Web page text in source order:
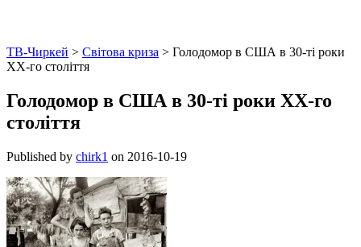
ТВ-Чиркей > Світова криза > Голодомор в США в 30-ті роки
XX-го століття
Голодомор в США в 30-ті роки XX-го
століття
Published by chirk1 on 2016-10-19